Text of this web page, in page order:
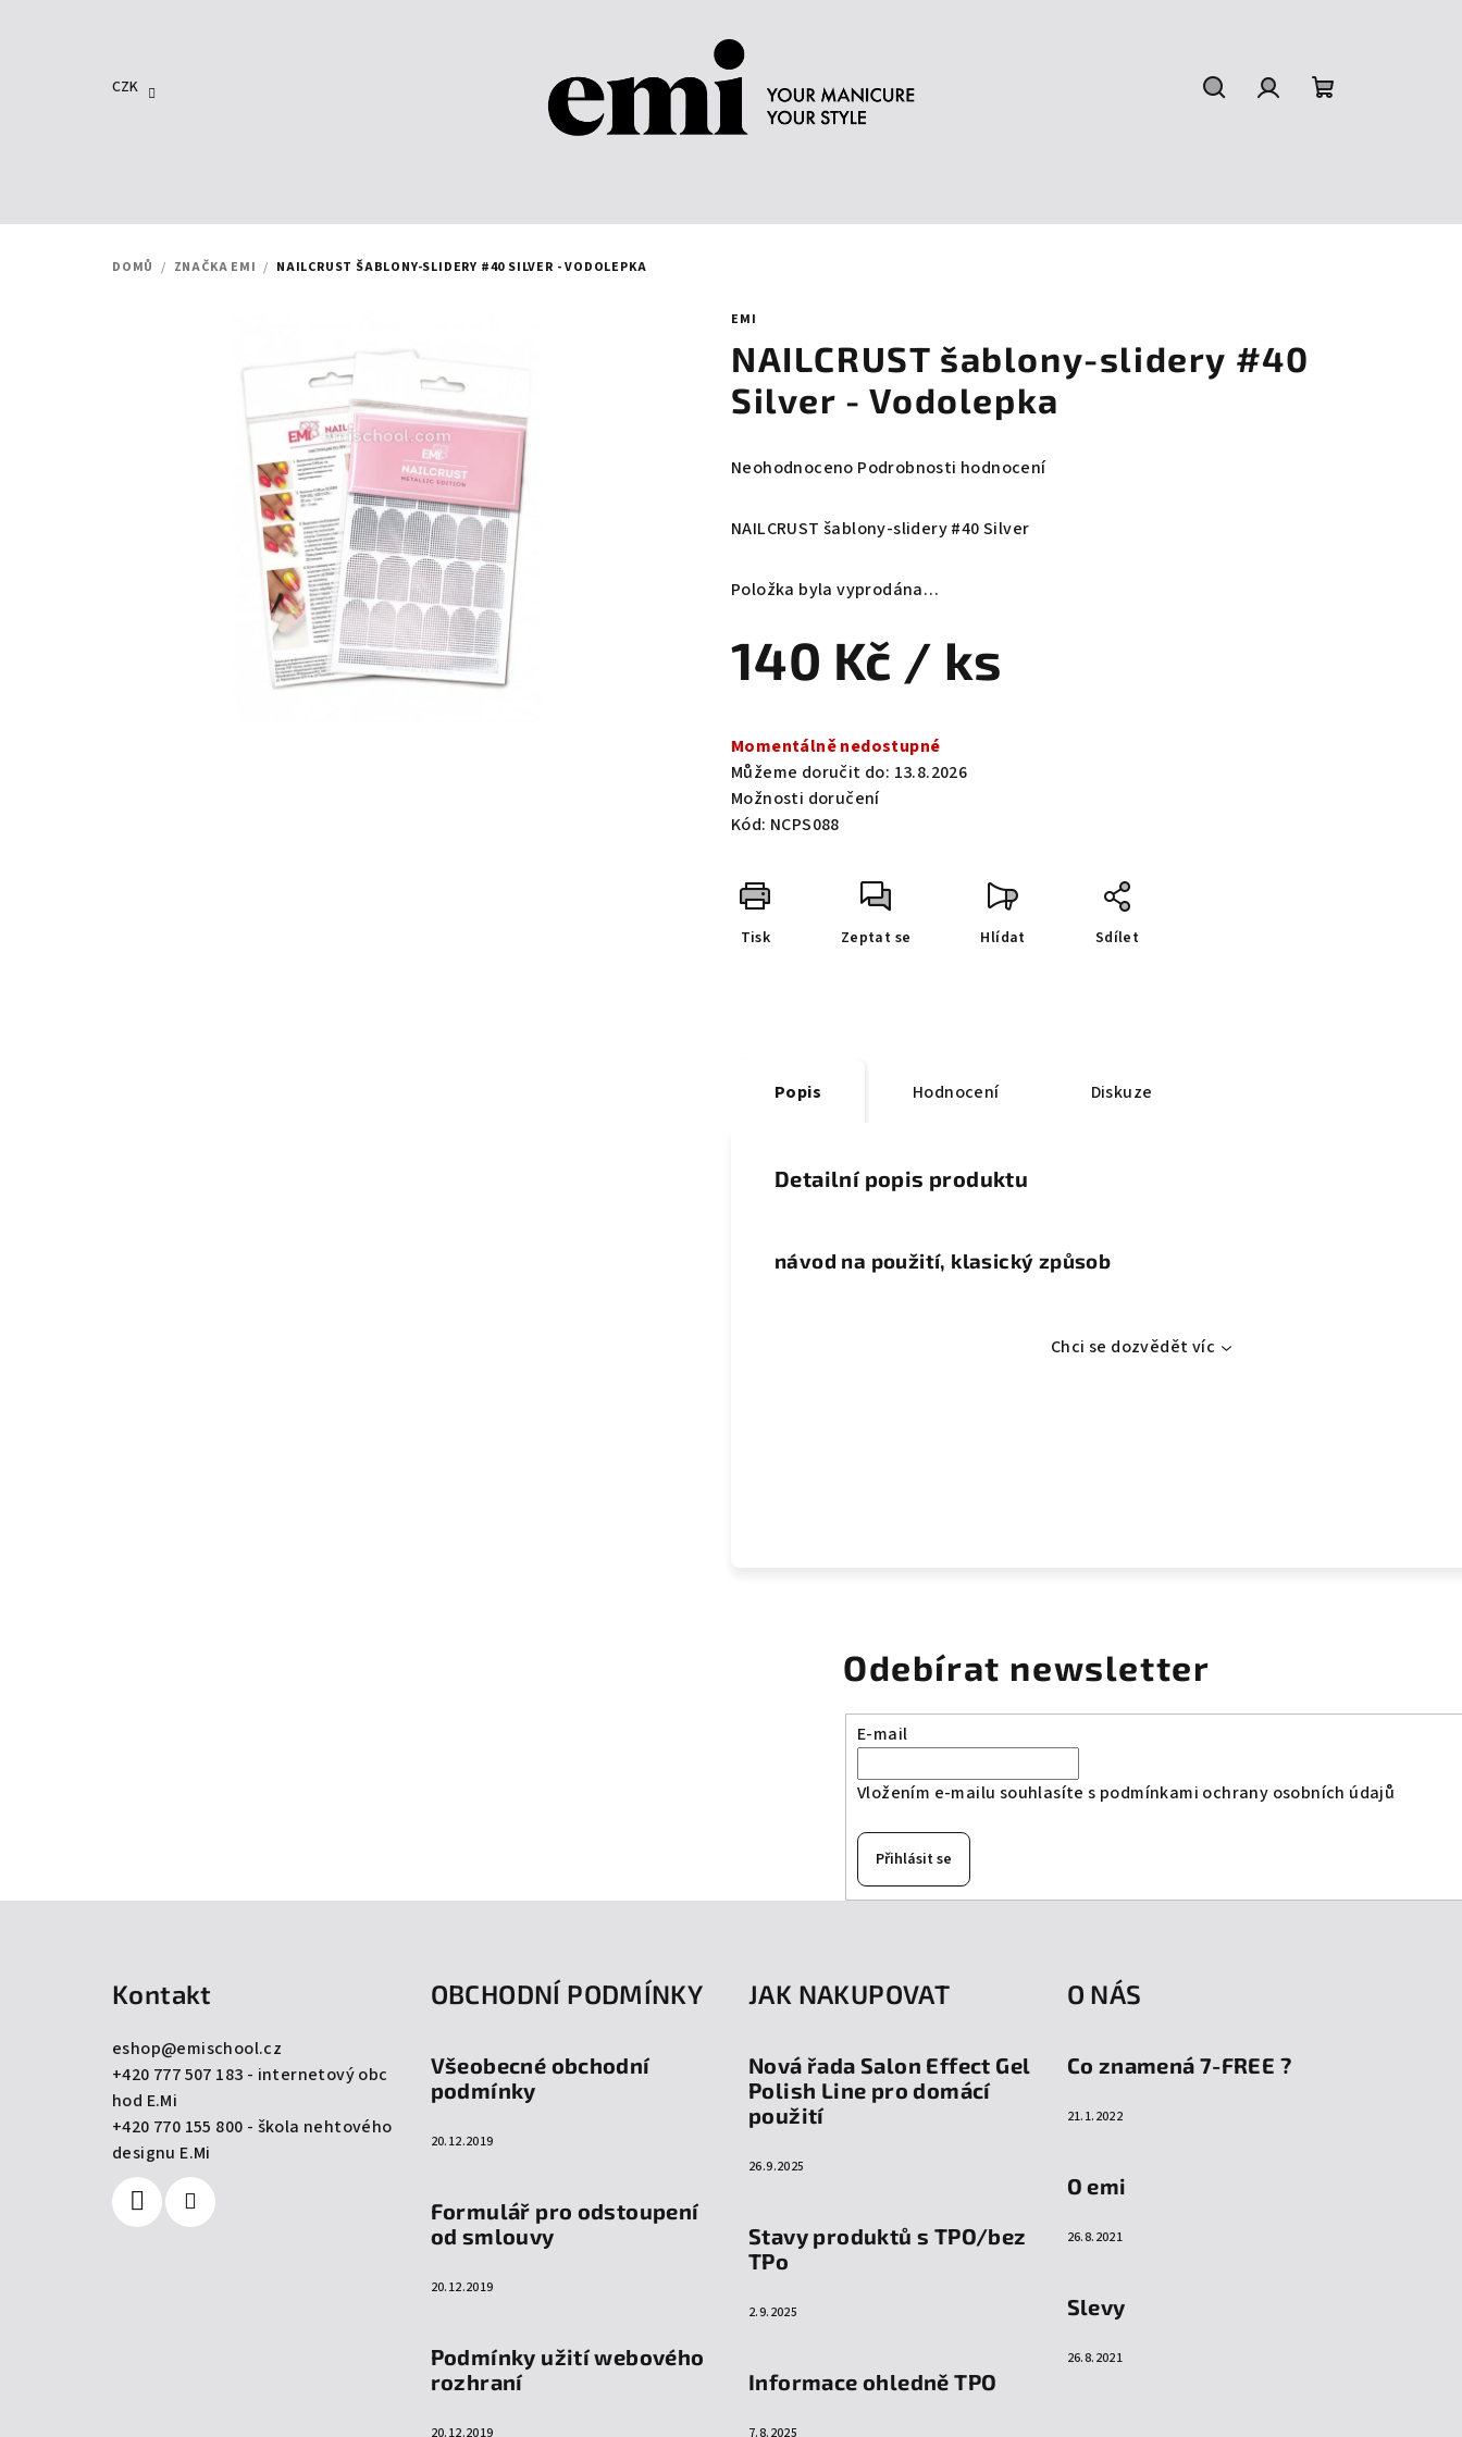
CZK
DOMŮ / ZNAČKA EMI / NAILCRUST ŠABLONY-SLIDERY #40 SILVER - VODOLEPKA
EMI
NAILCRUST šablony-slidery #40
Silver - Vodolepka
Průměrné
produktu
z
hvězdiček.
Neohodnoceno Podrobnosti hodnocení
NAILCRUST šablony-slidery #40 Silver
Položka byla vyprodána…
140 Kč / ks
cena:
Momentálně nedostupné
Můžeme doručit do: 13.8.2026
Možnosti doručení
Kód: NCPS088
Tisk Zeptat se Hlídat Sdílet
Popis Hodnocení Diskuze
Detailní popis produktu
návod na použití, klasický způsob
Chci se dozvědět víc
Odebírat newsletter
E-mail
Vložením e-mailu souhlasíte s podmínkami ochrany osobních údajů
Přihlásit se
Kontakt
eshop@emischool.cz
+420 777 507 183 - internetový obc
hod E.Mi
+420 770 155 800 - škola nehtového
designu E.Mi
OBCHODNÍ PODMÍNKY
Všeobecné obchodní
podmínky
20.12.2019
Formulář pro odstoupení
od smlouvy
20.12.2019
Podmínky užití webového
rozhraní
20.12.2019
JAK NAKUPOVAT
Nová řada Salon Effect Gel
Polish Line pro domácí
použití
26.9.2025
Stavy produktů s TPO/bez
TPo
2.9.2025
Informace ohledně TPO
7.8.2025
O NÁS
Co znamená 7-FREE ?
21.1.2022
O emi
26.8.2021
Slevy
26.8.2021